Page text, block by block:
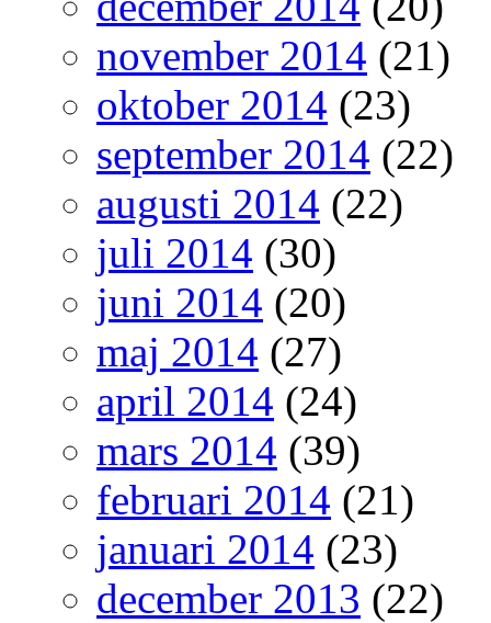
november 2014 (21)
oktober 2014 (23)
september 2014 (22)
augusti 2014 (22)
juli 2014 (30)
juni 2014 (20)
maj 2014 (27)
april 2014 (24)
mars 2014 (39)
februari 2014 (21)
januari 2014 (23)
december 2013 (22)